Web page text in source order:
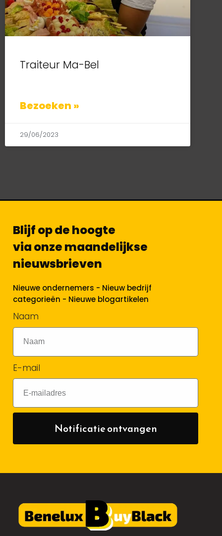
Traiteur Ma-Bel
Bezoeken »
29/06/2023
Blijf op de hoogte
via onze maandelijkse
nieuwsbrieven
Nieuwe ondernemers - Nieuw bedrijf
categorieën - Nieuwe blogartikelen
Naam
E-mail
Notificatie ontvangen